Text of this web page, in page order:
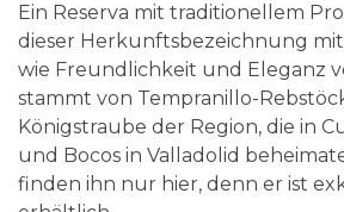
Ein Reserva mit traditionellem
dieser Herkunftsbezeichnung
wie Freundlichkeit und Eleganz
stammt von Tempranillo-
Königstraube der Region, die in
und Bocos in Valladolid
finden ihn nur hier, denn er ist